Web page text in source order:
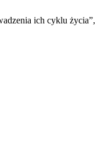
ich cyklu życia”,